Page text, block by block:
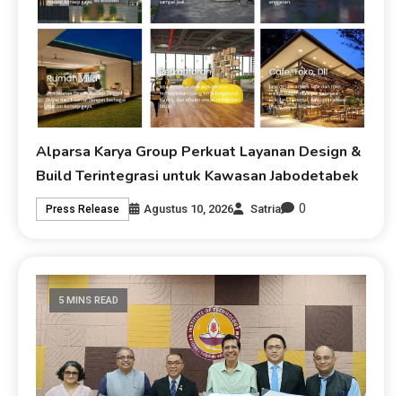
Alparsa Karya Group Perkuat Layanan Design &
Build Terintegrasi untuk Kawasan Jabodetabek
Press Release Agustus 10, 2026 Satria 0
5 MINS READ